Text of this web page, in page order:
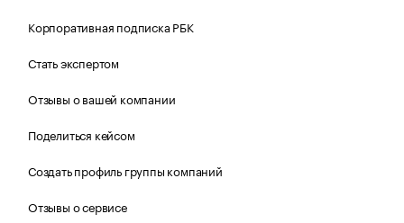
Корпоративная подписка РБК
Стать экспертом
Отзывы о вашей компании
Поделиться кейсом
Создать профиль группы компаний
Отзывы о сервисе